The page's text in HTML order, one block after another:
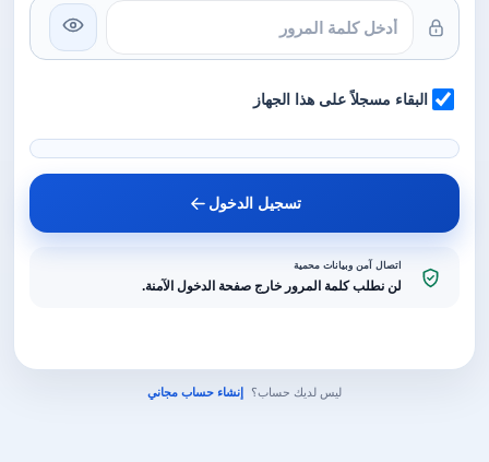
البقاء مسجلاً على هذا الجهاز
تسجيل الدخول
اتصال آمن وبيانات محمية
لن نطلب كلمة المرور خارج صفحة الدخول الآمنة.
ليس لديك حساب؟ إنشاء حساب مجاني